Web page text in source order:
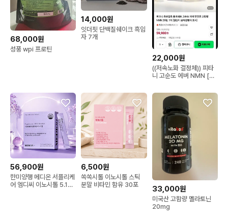
68,000원
성풍 wpi 프로틴
14,000원
잇더핏 단백질쉐이크 흑임
자 7개
22,000원
((저속노화 결정체)) 피타
니 고순도 에버 NMN [새
56,900원
한미양행 메디온 서플리케
어 엠디씨 이노시톨 5.1g
6,500원
쏙쏙시톨 이노시톨 스틱
분말 비타민 함유 30포
33,000원
미국산 고함량 멜라토닌
20mg